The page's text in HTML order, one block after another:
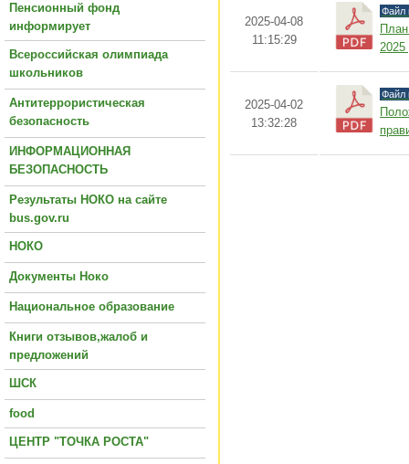
Пенсионный фонд
информирует
Всероссийская олимпиада
школьников
Антитеррористическая
безопасность
ИНФОРМАЦИОННАЯ
БЕЗОПАСНОСТЬ
Результаты НОКО на сайте
bus.gov.ru
НОКО
Документы Ноко
Национальное образование
Книги отзывов,жалоб и
предложений
ШСК
food
ЦЕНТР "ТОЧКА РОСТА"
2025-04-08
11:15:29
Файл
2025
2025-04-02
13:32:28
Файл